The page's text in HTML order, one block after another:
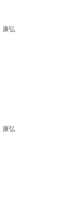
康弘
康弘